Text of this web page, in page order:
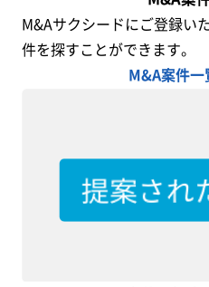
M&Aサクシードにご登録い
件を探すことができます。
M&A案件一